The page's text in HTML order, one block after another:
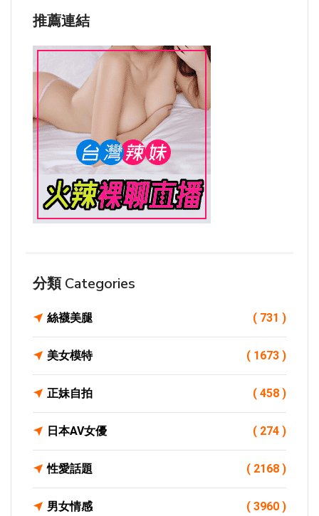
推薦連結
分類 Categories
絲襪美腿 ( 731 )
美女模特 ( 1673 )
正妹自拍 ( 458 )
日本AV女優 ( 274 )
性愛話題 ( 2168 )
男女情感 ( 3960 )